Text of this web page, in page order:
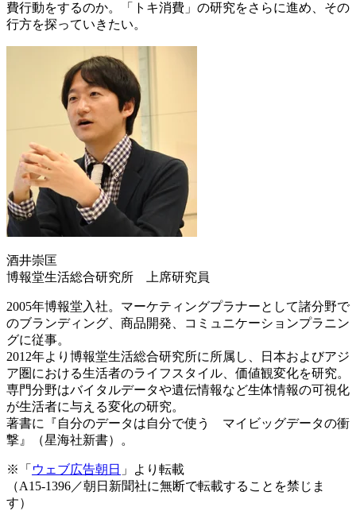
費行動をするのか。「トキ消費」の研究をさらに進め、その
行方を探っていきたい。
酒井崇匡
博報堂生活総合研究所 上席研究員
2005年博報堂入社。マーケティングプラナーとして諸分野で
のブランディング、商品開発、コミュニケーションプラニン
グに従事。
2012年より博報堂生活総合研究所に所属し、日本およびアジ
ア圏における生活者のライフスタイル、価値観変化を研究。
専門分野はバイタルデータや遺伝情報など生体情報の可視化
が生活者に与える変化の研究。
著書に『自分のデータは自分で使う マイビッグデータの衝
撃』（星海社新書）。
※「 ウェブ広告朝日 」より転載
（A15-1396／朝日新聞社に無断で転載することを禁じま
す）